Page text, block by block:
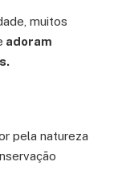
muitos
adoram
pela natureza